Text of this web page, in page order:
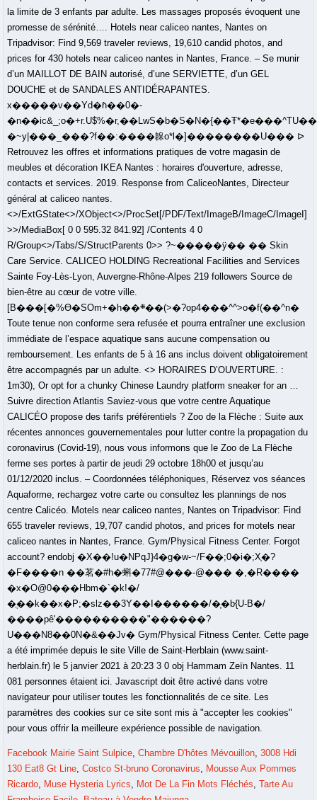
Facebook Mairie Saint Sulpice,Chambre D'hôtes Mévouillon,3008 Hdi
130 Eat8 Gt Line,Costco St-bruno Coronavirus, Mousse Aux Pommes
Ricardo, Muse Hysteria Lyrics, Mot De La Fin Mots Fléchés,Tarte Au